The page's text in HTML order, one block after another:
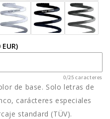
0/25 caracteres
de base. Solo letras de
carácteres especiales
standard (TÜV).